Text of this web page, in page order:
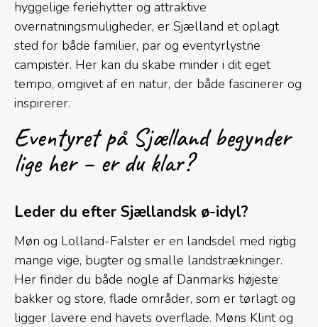
hyggelige feriehytter og attraktive
overnatningsmuligheder, er Sjælland et oplagt
sted for både familier, par og eventyrlystne
campister. Her kan du skabe minder i dit eget
tempo, omgivet af en natur, der både fascinerer og
inspirerer.
Eventyret på Sjælland begynder
lige her – er du klar?
Leder du efter Sjællandsk ø-idyl?
Møn og Lolland-Falster er en landsdel med rigtig
mange vige, bugter og smalle landstrækninger.
Her finder du både nogle af Danmarks højeste
bakker og store, flade områder, som er tørlagt og
ligger lavere end havets overflade. Møns Klint og